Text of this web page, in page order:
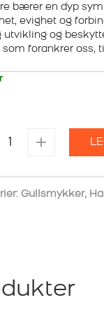
bærer en dyp
evighet og
utvikling og
som forankrer oss,
+
Gullsmykker,